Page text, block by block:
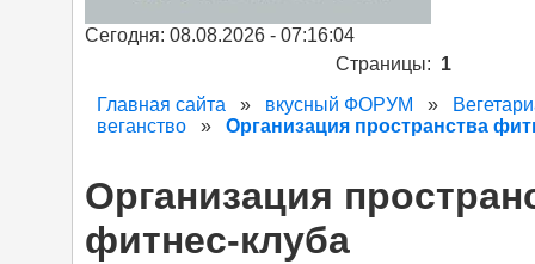
Сегодня: 08.08.2026 - 07:16:04
Страницы: 1
Главная сайта
» вкусный ФОРУМ »
веганство
»Организация пространства
Организация
фитнес-клуба